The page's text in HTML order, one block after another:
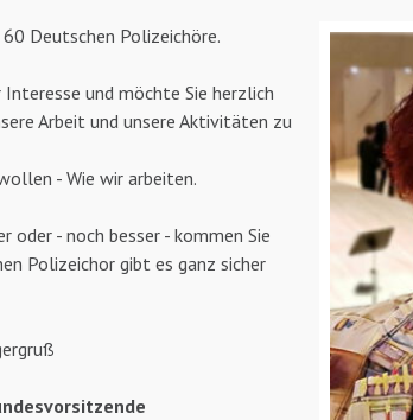
Deutschen Polizeichöre.
und möchte Sie herzlich
Arbeit und unsere Aktivitäten zu
- Wie wir arbeiten.
oder - noch besser - kommen Sie
Polizeichor gibt es ganz sicher